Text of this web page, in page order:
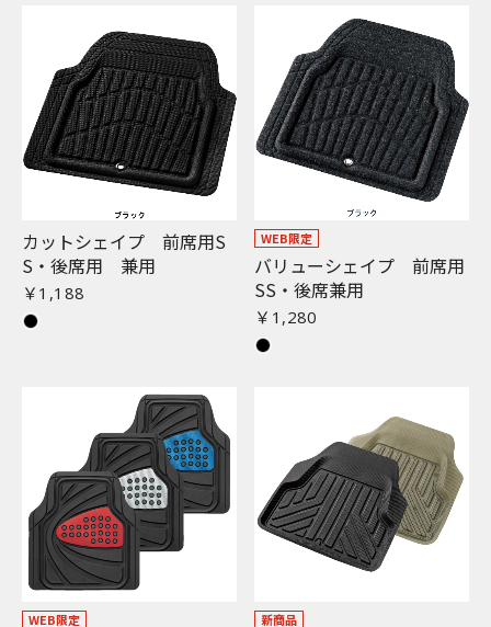
カットシェイプ 前席用S
S・後席用 兼用
￥1,188
WEB限定
バリューシェイプ 前席用
SS・後席兼用
￥1,280
WEB限定 新商品
お買い物を続ける カートへ進む